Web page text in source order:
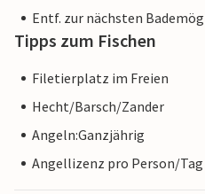
Entf. zur nächsten
Tipps zum Fischen
Filetierplatz im Freien
Hecht/Barsch/Zander
Angeln:Ganzjährig
Angellizenz pro Person/Tag